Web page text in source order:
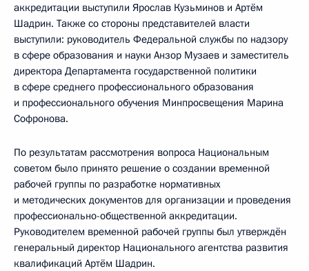
аккредитации выступили Ярослав Кузьминов и Артём
Шадрин. Также со стороны представителей власти
выступили: руководитель Федеральной службы по надзору
в сфере образования и науки Анзор Музаев и заместитель
директора Департамента государственной политики
в сфере среднего профессионального образования
и профессионального обучения Минпросвещения Марина
Софронова.
По результатам рассмотрения вопроса Национальным
советом было принято решение о создании временной
рабочей группы по разработке нормативных
и методических документов для организации и проведения
профессионально-общественной аккредитации.
Руководителем временной рабочей группы был утверждён
генеральный директор Национального агентства развития
квалификаций Артём Шадрин.